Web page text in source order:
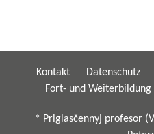
Kontakt Datenschutz
Fort- und Weiterbildung
* Priglasčennyj profesor